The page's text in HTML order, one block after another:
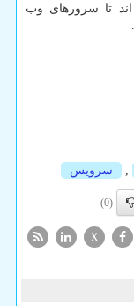
تا سرورهای وب
سرویس
(0)
X